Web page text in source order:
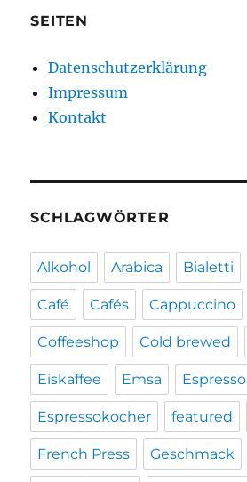
SEITEN
Datenschutzerklärung
Impressum
Kontakt
SCHLAGWÖRTER
Alkohol Arabica Bialetti
Café Cafés Cappuccino
Coffeeshop Cold brewed
Eiskaffee Emsa Espresso
Espressokocher featured
French Press Geschmack